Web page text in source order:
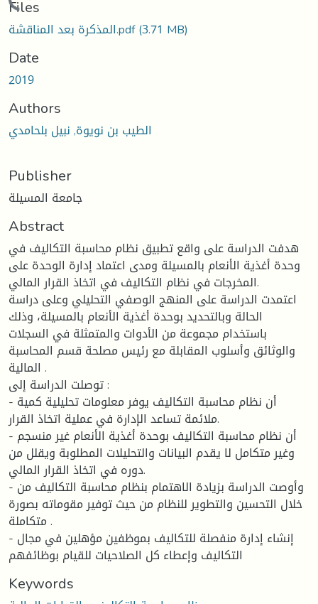
Loading...
Files
المذكرة بعد المناقشة.pdf(3.71 MB)
Date
2019
Authors
الطيب بن نويوة, نبيل بلحامدي
Publisher
جامعة المسيلة
Abstract
هدفت الدراسة على واقع تطبيق نظام محاسبة التكاليف في
وحدة أغذية الأنعام بالمسيلة ومدى اعتماد إدارة الوحدة على
المخرجات في نظام التكاليف في اتخاذ القرار المالي.
اعتمدت الدراسة على المنهج الوصفي التحليلي وعلى دراسة
الحالة وبالتحديد بوحدة أغذية الأنعام بالمسيلة، وذلك
باستخدام مجموعة من الأدوات والمتمثلة في السجلات
والوثائق وأسلوب المقابلة مع رئيس مصلحة قسم المحاسبة
المالية .
توصلت الدراسة إلى :
- أن نظام محاسبة التكاليف يوفر معلومات تحليلية كمية
ملائمة تساعد الإدارة في عملية اتخاذ القرار.
- أن نظام محاسبة التكاليف بوحدة أغذية الأنعام غير منسجم
وغير متكامل لا يقدم البيانات والتحليلات المطلوبة ويقلل من
دوره في اتخاذ القرار المالي.
- وأوصت الدراسة بزيادة الاهتمام بنظام محاسبة التكاليف من
خلال التحسين والتطوير للنظام من حيث توفير مقوماته بصورة
متكاملة .
- إنشاء إدارة منفصلة للتكاليف بموظفين مؤهلين في مجال
التكاليف وإعطاء كل الصلاحيات للقيام بوظائفهم
Keywords